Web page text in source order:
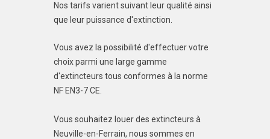
Nos tarifs varient suivant leur qualité ainsi
que leur puissance d'extinction.
Vous avez la possibilité d'effectuer votre
choix parmi une large gamme
d'extincteurs tous conformes à la norme
NF EN3-7 CE.
Vous souhaitez louer des extincteurs à
Neuville-en-Ferrain, nous sommes en